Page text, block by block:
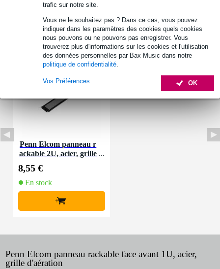
trafic sur notre site.
Vous ne le souhaitez pas ? Dans ce cas, vous pouvez
indiquer dans les paramètres des cookies quels cookies
nous pouvons ou ne pouvons pas enregistrer. Vous
trouverez plus d'informations sur les cookies et l'utilisation
des données personnelles par Bax Music dans notre
politique de confidentialité
OK
Vos Préférences
Afficher toutes les caractéristiques du produit
Accessoires (1)
Penn Elcom panneau r
ackable 2U, acier, grille
8,55 €
En stock
+
Penn Elcom panneau rackable face avant 1U, acier,
grille d'aération